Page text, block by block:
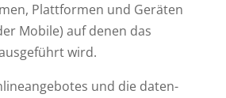
Platt­formen und Geräten
Mobile) auf denen das
wird.
und die daten­